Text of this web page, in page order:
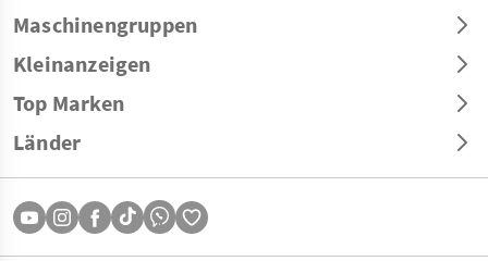
Maschinengruppen
Kleinanzeigen
Top Marken
Länder